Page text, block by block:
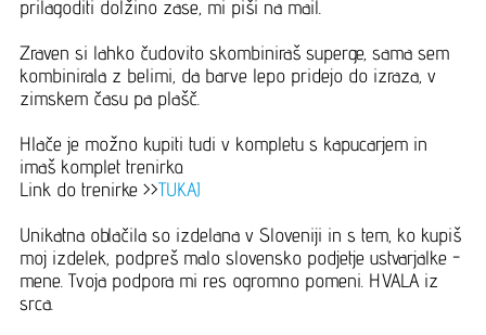
prilagoditi dolžino zase, mi piši na mail.
Zraven si lahko čudovito skombiniraš superge, sama sem
kombinirala z belimi, da barve lepo pridejo do izraza, v
zimskem času pa plašč.
Hlače je možno kupiti tudi v kompletu s kapucarjem in
imaš komplet trenirko.
Link do trenirke >>TUKAJ
Unikatna oblačila so izdelana v Sloveniji in s tem, ko kupiš
moj izdelek, podpreš malo slovensko podjetje ustvarjalke -
mene. Tvoja podpora mi res ogromno pomeni. HVALA iz
srca.